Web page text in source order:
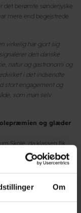
Om
det berømte sønderjyske
mere end begejstrede
virkelig har gjort sig
den danske
natur og gastronomi og
i det indsendte
stort engagement og
som man selv
og glæder
Skole, da klassen fik
Danhotels direktør Ole
i den landsdækkende
Bachmann var
i arbejdet med den